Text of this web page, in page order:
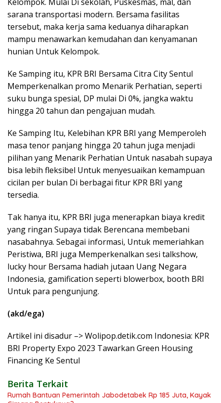
sarana transportasi modern. Bersama fasilitas
tersebut, maka kerja sama keduanya diharapkan
mampu menawarkan kemudahan dan kenyamanan
hunian Untuk Kelompok.
Ke Samping itu, KPR BRI Bersama Citra City Sentul
Memperkenalkan promo Menarik Perhatian, seperti
suku bunga spesial, DP mulai Di 0%, jangka waktu
hingga 20 tahun dan pengajuan mudah.
Ke Samping Itu, Kelebihan KPR BRI yang Memperoleh
masa tenor panjang hingga 20 tahun juga menjadi
pilihan yang Menarik Perhatian Untuk nasabah supaya
bisa lebih fleksibel Untuk menyesuaikan kemampuan
cicilan per bulan Di berbagai fitur KPR BRI yang
tersedia.
Tak hanya itu, KPR BRI juga menerapkan biaya kredit
yang ringan Supaya tidak Berencana membebani
nasabahnya. Sebagai informasi, Untuk memeriahkan
Peristiwa, BRI juga Memperkenalkan sesi talkshow,
lucky hour Bersama hadiah jutaan Uang Negara
Indonesia, gamification seperti blowerbox, booth BRI
Untuk para pengunjung.
(akd/ega)
Artikel ini disadur –> Wolipop.detik.com Indonesia: KPR
BRI Property Expo 2023 Tawarkan Green Housing
Financing Ke Sentul
Berita Terkait
Rumah Bantuan Pemerintah Jabodetabek Rp 185 Juta, Kayak